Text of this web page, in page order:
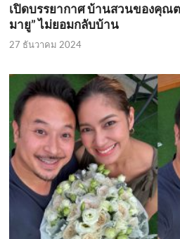
เปิดบรรยากาศ บ้านสวนของคุณ
มายู” ไม่ยอมกลับบ้าน
27 ธันวาคม 2024